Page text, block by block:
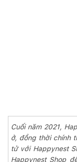
Cuối năm 2021,
ở, đồng thời chính
tử với Happynest
Happynest Shop